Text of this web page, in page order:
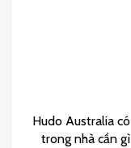
Hudo Australia
trong nhà cần